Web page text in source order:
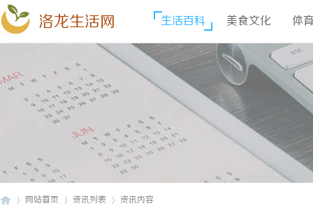
洛龙生活网 生活百科 美食文化 体
网站首页 资讯列表 资讯内容